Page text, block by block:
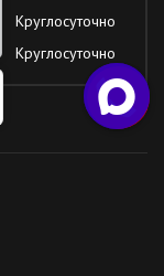
Круглосуточно
Круглосуточно